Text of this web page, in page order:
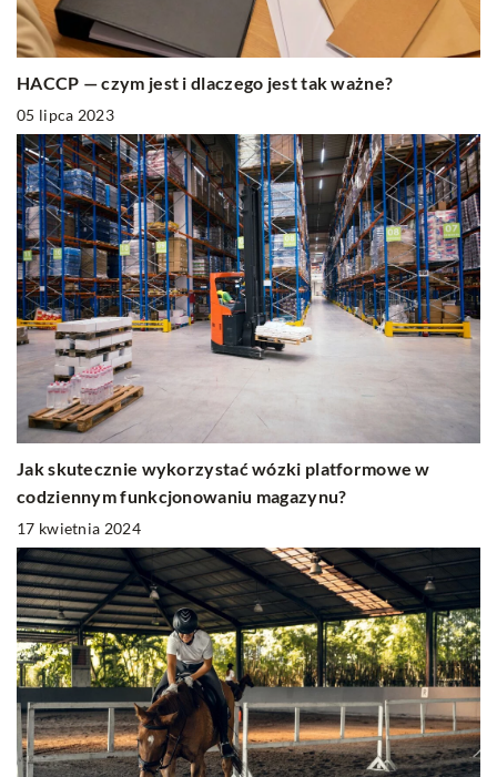
HACCP — czym jest i dlaczego jest tak ważne?
05 lipca 2023
Jak skutecznie wykorzystać wózki platformowe w
codziennym funkcjonowaniu magazynu?
17 kwietnia 2024